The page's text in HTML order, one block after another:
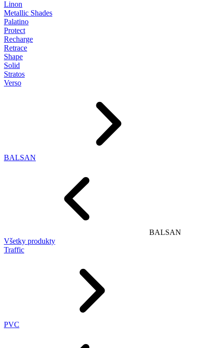
Linon
Metallic Shades
Palatino
Protect
Recharge
Retrace
Shape
Solid
Stratos
Verso
BALSAN
BALSAN
Všetky produkty
Traffic
PVC